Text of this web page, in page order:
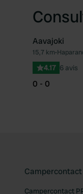
Aavajoki
15,7 km•
4.17 6 avis
0 - 0
Campercontact
Campercontact